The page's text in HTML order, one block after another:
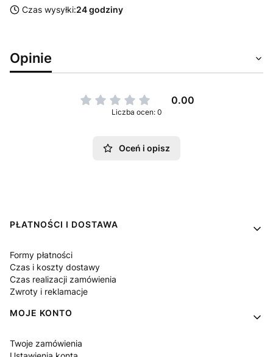
Czas wysyłki:24 godziny
Opinie
0.00
Liczba ocen: 0
Oceń i opisz
Linki w stopce
PŁATNOŚCI I DOSTAWA
Formy płatności
Czas i koszty dostawy
Czas realizacji zamówienia
Zwroty i reklamacje
MOJE KONTO
Twoje zamówienia